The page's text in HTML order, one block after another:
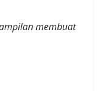
membuat